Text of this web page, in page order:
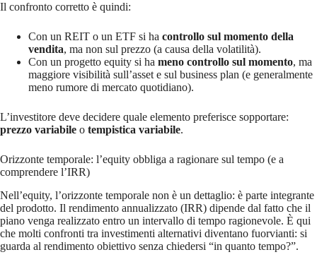
Il confronto corretto è quindi:
Con un REIT o un ETF si ha controllo sul momento della
vendita, ma non sul prezzo (a causa della volatilità).
Con un progetto equity si ha meno controllo sul momento, ma
maggiore visibilità sull’asset e sul business plan (e generalmente
meno rumore di mercato quotidiano).
L’investitore deve decidere quale elemento preferisce sopportare:
prezzo variabile o tempistica variabile.
Orizzonte temporale: l’equity obbliga a ragionare sul tempo (e a
comprendere l’IRR)
Nell’equity, l’orizzonte temporale non è un dettaglio: è parte integrante
del prodotto. Il rendimento annualizzato (IRR) dipende dal fatto che il
piano venga realizzato entro un intervallo di tempo ragionevole. È qui
che molti confronti tra investimenti alternativi diventano fuorvianti: si
guarda al rendimento obiettivo senza chiedersi “in quanto tempo?”.